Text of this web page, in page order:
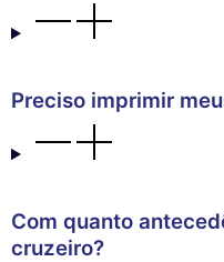
Preciso imprimir
Com quanto
cruzeiro?